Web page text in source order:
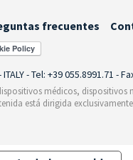
frecuentes
- Tel: +39 055.8991.71 -
médicos,
está dirigida